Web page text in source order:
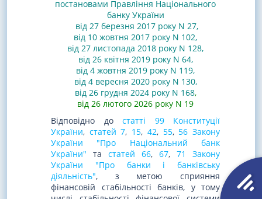
постановами Правління Національного
банку України
від 27 березня 2017 року N 27,
від 10 жовтня 2017 року N 102,
від 27 листопада 2018 року N 128,
від 26 квітня 2019 року N 64,
від 4 жовтня 2019 року N 119,
від 4 вересня 2020 року N 130,
від 26 грудня 2024 року N 168,
від 26 лютого 2026 року N 19
Відповідно до статті 99 Конституції
України, статей 7, 15, 42, 55, 56 Закону
України "Про Національний банк
України" та статей 66, 67, 71 Закону
України "Про банки і банківську
діяльність", з метою сприяння
фінансовій стабільності банків, у тому